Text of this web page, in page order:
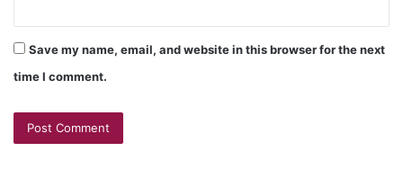
Save my name, email, and website in this browser for the next
time I comment.